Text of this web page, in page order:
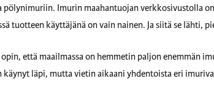
pölynimuriin. Imurin maahantuojan verkkosivustolla
tuotteen käyttäjänä on vain nainen. Ja siitä se lähti,
että maailmassa on hemmetin paljon enemmän
käynyt läpi, mutta vietin aikaani yhdentoista eri